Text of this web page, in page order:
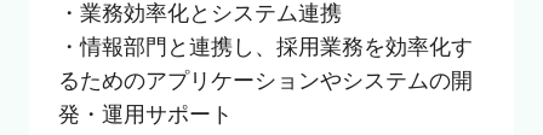
・業務効率化とシステム連携
・情報部門と連携し、採用業務を効率化す
るためのアプリケーションやシステムの開
発・運用サポート